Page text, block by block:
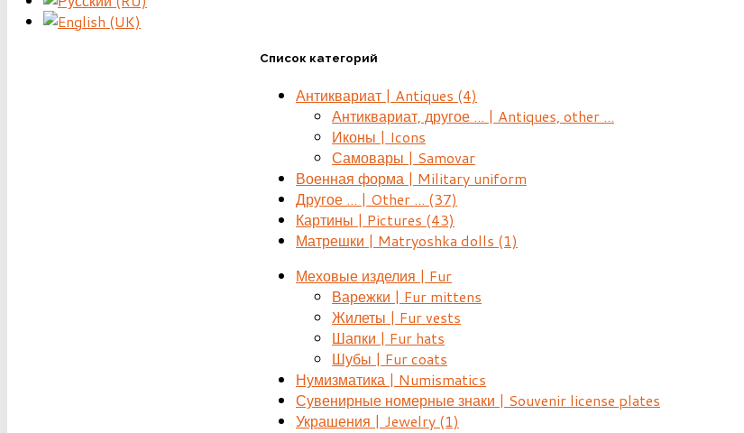
Список категорий
Антиквариат | Antiques (4)
Антиквариат, другое ... | Antiques, other ...
Иконы | Icons
Самовары | Samovar
Военная форма | Military uniform
Другое ... | Other ... (37)
Картины | Pictures (43)
Матрешки | Matryoshka dolls (1)
Меховые изделия | Fur
Варежки | Fur mittens
Жилеты | Fur vests
Шапки | Fur hats
Шубы | Fur coats
Нумизматика | Numismatics
Сувенирные номерные знаки | Souvenir license plates
Украшения | Jewelry (1)